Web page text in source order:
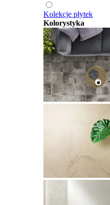
Kolekcje płytek
Kolorystyka